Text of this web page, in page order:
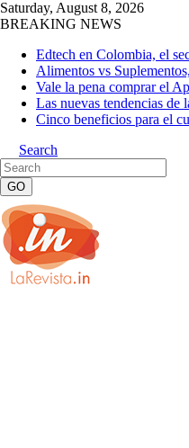
Saturday, August 8, 2026
BREAKING NEWS
Edtech en Colombia, el
Alimentos vs
Vale la pena comprar el
Las nuevas tendencias de
Cinco beneficios para el
Search